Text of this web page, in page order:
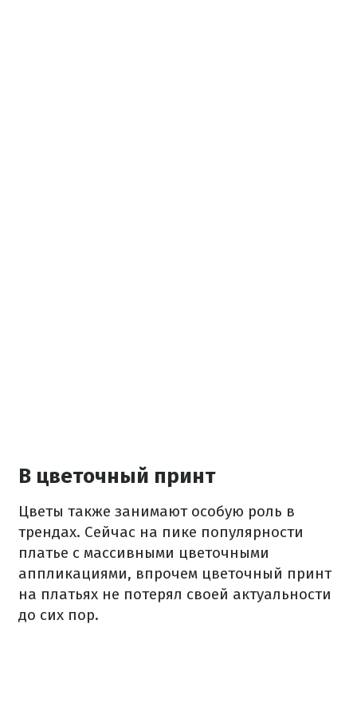
В цветочный принт
Цветы также занимают особую роль в
трендах. Сейчас на пике популярности
платье с массивными цветочными
аппликациями, впрочем цветочный принт
на платьях не потерял своей актуальности
до сих пор.